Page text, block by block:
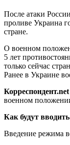
После атаки
проливе Украина
стране.
О военном
5 лет
только сейчас
Ранее в Украине
Корреспондент.net
военном
Как будут вводить
Введение режима